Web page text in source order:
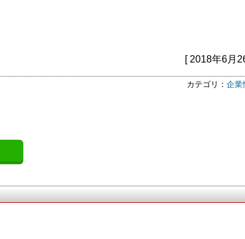
[ 2018年6月
カテゴリ： 企業